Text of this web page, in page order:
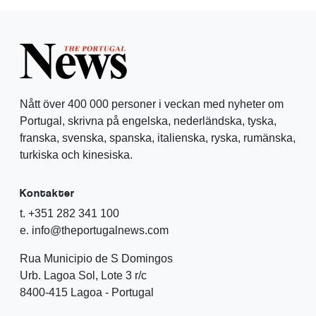
Nått över 400 000 personer i veckan med nyheter om
Portugal, skrivna på engelska, nederländska, tyska,
franska, svenska, spanska, italienska, ryska, rumänska,
turkiska och kinesiska.
Kontakter
t. +351 282 341 100
e. info@theportugalnews.com
Rua Municipio de S Domingos
Urb. Lagoa Sol, Lote 3 r/c
8400-415 Lagoa - Portugal